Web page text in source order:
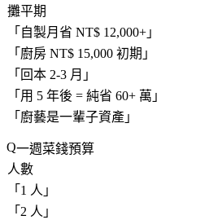
攤平期
「 自製月省 NT$ 12,000+ 」
「 廚房 NT$ 15,000 初期 」
「 回本 2-3 月 」
「 用 5 年後 = 純省 60+ 萬 」
「 廚藝是一輩子資產 」
一週菜錢預算
人數
「 1 人 」
「 2 人 」